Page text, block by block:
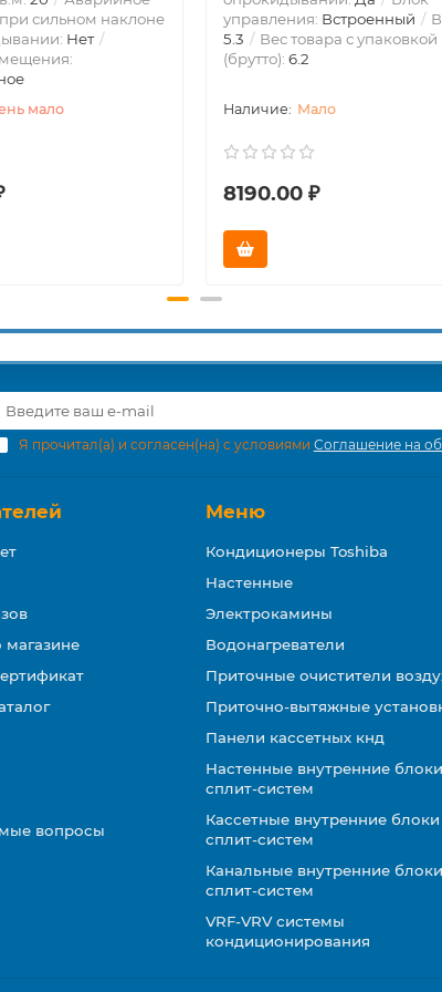
сильном наклоне
Нет
мало
управления: Встроенный
5.3
Вес товара с упаковкой
(брутто): 6.2
Мало
8190.00 ₽
Я прочитал(а) и согласен(на) с условиями Соглашение на
магазине
вопросы
Меню
Кондиционеры Toshiba
Настенные
Электрокамины
Водонагреватели
Приточные очистители
Приточно-вытяжные
Панели кассетных кнд
Настенные внутренние
сплит-систем
Кассетные внутренние
сплит-систем
Канальные внутренние
сплит-систем
VRF-VRV системы
кондиционирования